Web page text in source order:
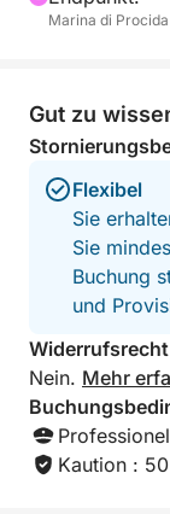
Küche. An
Marina di Procida
Gut zu
Flexibel
Sie
Sie
Buchung
und
Nein. Mehr
Kaution :